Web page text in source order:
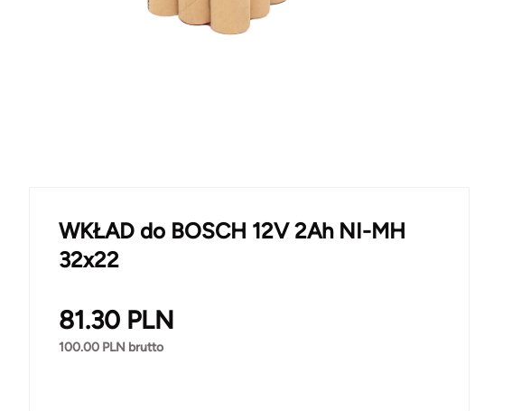
WKŁAD do BOSCH 12V 2Ah NI-MH
32x22
81.30 PLN
100.00 PLN brutto